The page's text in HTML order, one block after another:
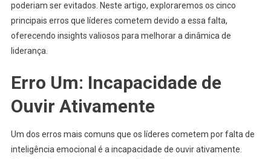
poderiam ser evitados. Neste artigo, exploraremos os cinco
principais erros que líderes cometem devido a essa falta,
oferecendo insights valiosos para melhorar a dinâmica de
liderança.
Erro Um: Incapacidade de
Ouvir Ativamente
Um dos erros mais comuns que os líderes cometem por falta de
inteligência emocional é a incapacidade de ouvir ativamente.